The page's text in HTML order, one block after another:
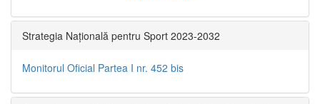
Strategia Națională pentru Sport 2023-2032
Monitorul Oficial Partea I nr. 452 bis